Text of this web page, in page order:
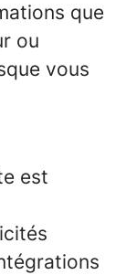
que
ou
vous
est